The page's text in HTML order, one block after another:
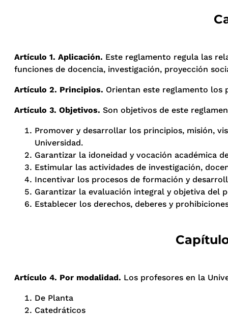
Artículo 1. Aplicación. Este reglamento regula las
funciones de docencia, investigación, proyección
Artículo 2. Principios. Orientan este reglamento los
Artículo 3. Objetivos. Son objetivos de este
Promover y desarrollar los principios, misión,
Universidad.
Garantizar la idoneidad y vocación académica
Estimular las actividades de investigación,
Incentivar los procesos de formación y
Garantizar la evaluación integral y objetiva del
Establecer los derechos, deberes y
Artículo 4. Por modalidad. Los profesores en la
De Planta
Catedráticos